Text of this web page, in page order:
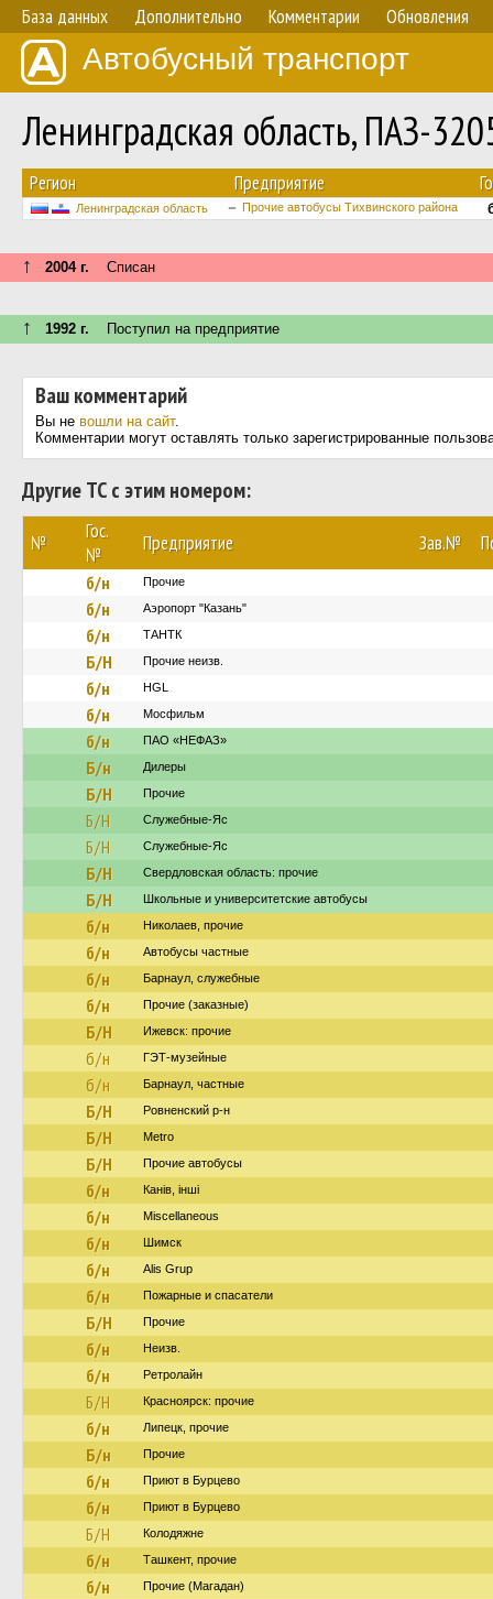
База данных Дополнительно Комментарии Обновления
Автобусный транспорт
Ленинградская область, ПАЗ-
Регион Предприятие
Ленинградская область Прочие автобусы Тихвинского района
↑ 2004 г. Списан
↑ 1992 г. Поступил на предприятие
Ваш комментарий
Вы не вошли на сайт.
Комментарии могут оставлять только зарегистрированные
Другие ТС с этим номером:
№
Гос.
№
Предприятие Зав.№
б/н Прочие
б/н Аэропорт "Казань"
б/н ТАНТК
Б/Н Прочие неизв.
б/н HGL
б/н Мосфильм
б/н ПАО «НЕФАЗ»
Б/н Дилеры
Б/Н Прочие
Б/Н Служебные-Яс
Б/Н Служебные-Яс
Б/Н Свердловская область: прочие
Б/Н Школьные и университетские автобусы
б/н Николаев, прочие
б/н Автобусы частные
б/н Барнаул, служебные
б/н Прочие (заказные)
Б/Н Ижевск: прочие
б/н ГЭТ-музейные
б/н Барнаул, частные
Б/Н Ровненский р-н
Б/Н Metro
Б/Н Прочие автобусы
б/н Канів, інші
б/н Miscellaneous
б/н Шимск
б/н Alis Grup
б/н Пожарные и спасатели
Б/Н Прочие
б/н Неизв.
б/н Ретролайн
Б/Н Красноярск: прочие
б/н Липецк, прочие
Б/н Прочие
б/н Приют в Бурцево
б/н Приют в Бурцево
Б/Н Колодяжне
б/н Ташкент, прочие
б/н Прочие (Магадан)